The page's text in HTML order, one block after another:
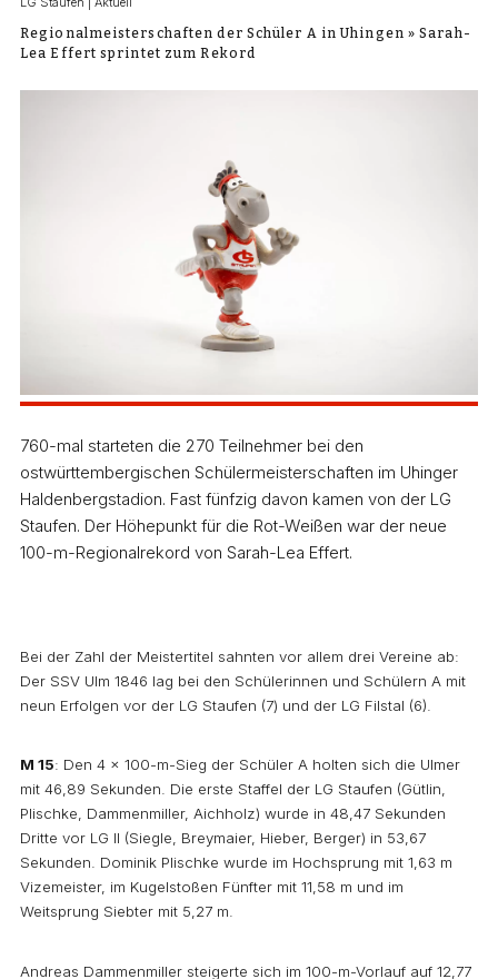
Regionalmeisterschaften der Schüler A in Uhingen » Sarah-
Lea Effert sprintet zum Rekord
760-mal starteten die 270 Teilnehmer bei den
ostwürttembergischen Schülermeisterschaften im Uhinger
Haldenbergstadion. Fast fünfzig davon kamen von der LG
Staufen. Der Höhepunkt für die Rot-Weißen war der neue
100-m-Regionalrekord von Sarah-Lea Effert.
Bei der Zahl der Meistertitel sahnten vor allem drei Vereine ab:
Der SSV Ulm 1846 lag bei den Schülerinnen und Schülern A mit
neun Erfolgen vor der LG Staufen (7) und der LG Filstal (6).
M 15: Den 4 x 100-m-Sieg der Schüler A holten sich die Ulmer
mit 46,89 Sekunden. Die erste Staffel der LG Staufen (Gütlin,
Plischke, Dammenmiller, Aichholz) wurde in 48,47 Sekunden
Dritte vor LG II (Siegle, Breymaier, Hieber, Berger) in 53,67
Sekunden. Dominik Plischke wurde im Hochsprung mit 1,63 m
Vizemeister, im Kugelstoßen Fünfter mit 11,58 m und im
Weitsprung Siebter mit 5,27 m.
Andreas Dammenmiller steigerte sich im 100-m-Vorlauf auf 12,77